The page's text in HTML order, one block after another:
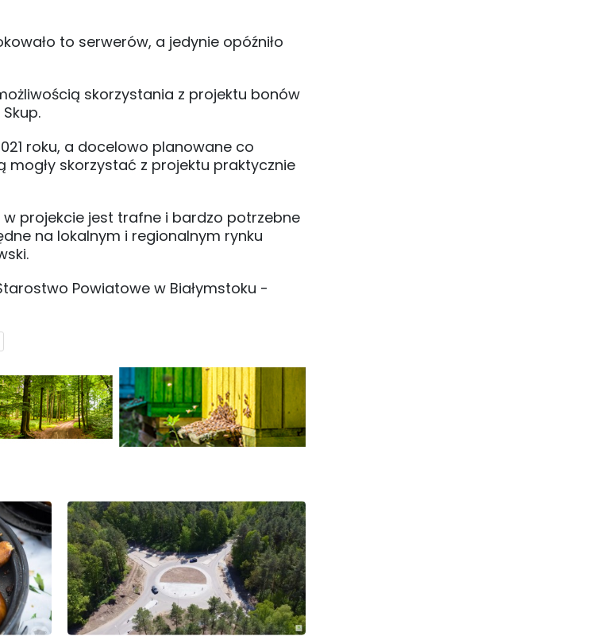
to serwerów, a jedynie opóźniło
skorzystania z projektu bonów
roku, a docelowo planowane co
mogły skorzystać z projektu praktycznie
projekcie jest trafne i bardzo potrzebne
na lokalnym i regionalnym rynku
Powiatowe w Białymstoku -